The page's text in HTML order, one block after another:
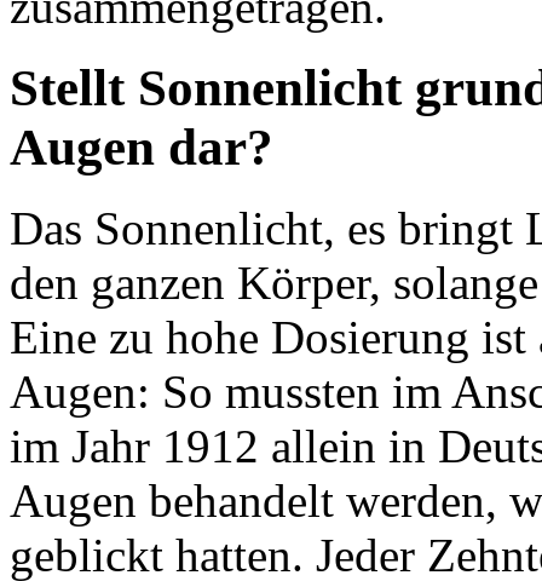
Stellt Sonnenlicht
Augen dar?
Das Sonnenlicht, es
den ganzen Körper,
Eine zu hohe Dosierung
Augen: So mussten im
im Jahr 1912 allein in
Augen behandelt werden,
geblickt hatten. Jeder